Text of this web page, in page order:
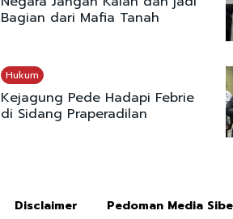
Bagian dari Mafia Tanah
Hukum
Kejagung Pede Hadapi Febrie
di Sidang Praperadilan
Disclaimer Pedoman Media